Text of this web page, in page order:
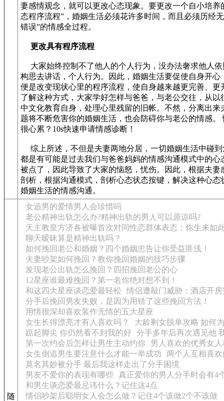
妻感情观念，就可以更改心态现象。要更改一个自小培养
态程序流程”，婚姻生活必须花许多时间，而且必须历经
错误”的情感全过程。
更改具有程序流程
大家始终控制不了他人的个人行为，没办法奢求他人依
构思去讲话，个人行为。因此，婚姻生活要促使自身开心
便是改变现状心里的程序流程，使自身越来越更完善、更
了解这种方式，大家学好怎样与爸爸，与老公交往，从以
中文化教育自身，处理心里残留的旧帐。不然，分离出来
题将不断危害你的婚姻生活，也会防碍你与老公的情感。
很心累？10s快速申请情感诊断！
综上所述，不但是夫妻两地分居，一切婚姻生活中碰到
都是有可能是过去我们与爸爸妈妈的情感沟通模式中的心
被点了，因此导致了大家的恼怒，忧伤。因此，根据夫妻
剖析，根据沟通模式，剖析心态状态按键，解决这种心态
婚姻生活的情感沟通。
随
女追男的爱情男人会珍惜吗
老公精神出轨怎么办?精神出轨的男人可以原谅吗?
天主教皇方济各被曝首次对同性恋群体表态：你生来如
聊天暧昧算是精神出轨吗？
如何挽回老公和婚姻？四个婚姻忠告让你受益匪浅！
夫妻吵架如何挽回？教你挽回婚姻的技巧步骤
发现老公出轨怎么挽回？四招挽回老公的心
12星座谁最难挽回？第一名你绝对想不到！
和这四大星座谈恋爱最轻松
情侣遭敲门威胁：酒店开
分手后挽回男友失败，是因为用错了这些挽回方法！
用情很深却喜欢装作无情的五大星座
女生长得漂亮才有人喜欢吗？
大龄剩女脱单攻略 如何
踮起脚尖 你仍然看不到我的好 分手多年后再次遇见他
第一次约会后怎样让男生主动约你
男人喜欢的优秀女
女生倒追男生要注意什么才能一举成功
两个人互相喜
莫名其妙被分手 最后我这样走出了分手困境
男友不爱你的表现有哪些 真正爱你的男人分手时会有4
和男生谈恋爱最忌讳什么？记住这4点
情侣吵架后聪明女人会怎么做？记住4个该做2个不该做